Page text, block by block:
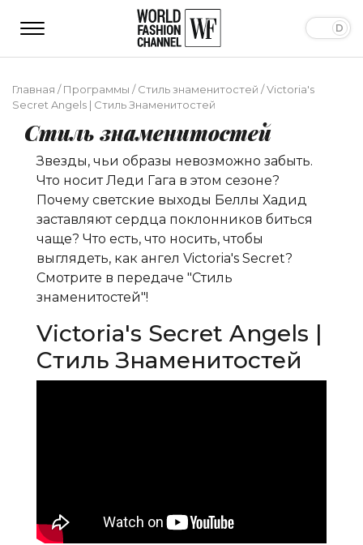
Главная /Программы /Стиль знаменитостей /Victoria's
Secret Angels | Стиль Знаменитостей
Стиль знаменитостей
Звезды, чьи образы невозможно забыть.
Что носит Леди Гага в этом сезоне?
Почему светские выходы Беллы Хадид
заставляют сердца поклонников биться
чаще? Что есть, что носить, чтобы
выглядеть, как ангел Victoria's Secret?
Смотрите в передаче "Стиль
знаменитостей"!
Victoria's Secret Angels |
Стиль Знаменитостей